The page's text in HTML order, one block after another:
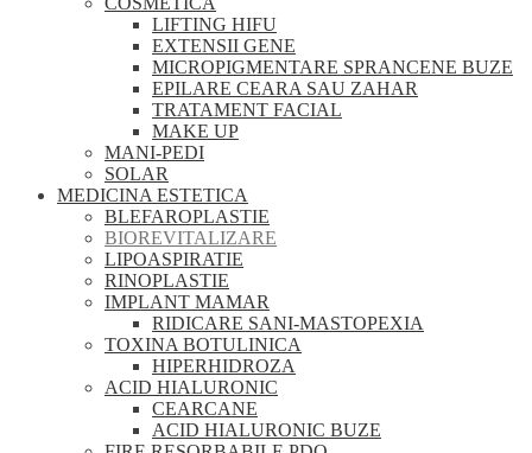
LIFTING HIFU
EXTENSII GENE
MICROPIGMENTARE SPRANCENE BUZE
EPILARE CEARA SAU ZAHAR
TRATAMENT FACIAL
MAKE UP
MANI-PEDI
SOLAR
MEDICINA ESTETICA
BLEFAROPLASTIE
BIOREVITALIZARE
LIPOASPIRATIE
RINOPLASTIE
IMPLANT MAMAR
RIDICARE SANI-MASTOPEXIA
TOXINA BOTULINICA
HIPERHIDROZA
ACID HIALURONIC
CEARCANE
ACID HIALURONIC BUZE